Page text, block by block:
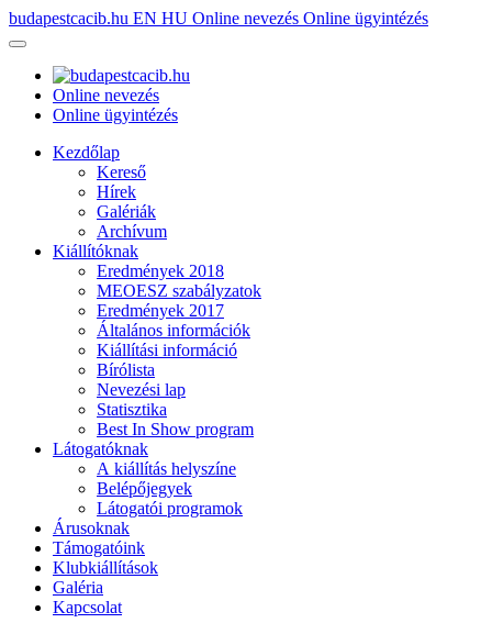
budapestcacib.hu EN HU Online nevezés Online ügyintézés
Online nevezés
Online ügyintézés
Kezdőlap
Kereső
Hírek
Galériák
Archívum
Kiállítóknak
Eredmények 2018
MEOESZ szabályzatok
Eredmények 2017
Általános információk
Kiállítási információ
Bírólista
Nevezési lap
Statisztika
Best In Show program
Látogatóknak
A kiállítás helyszíne
Belépőjegyek
Látogatói programok
Árusoknak
Támogatóink
Klubkiállítások
Galéria
Kapcsolat